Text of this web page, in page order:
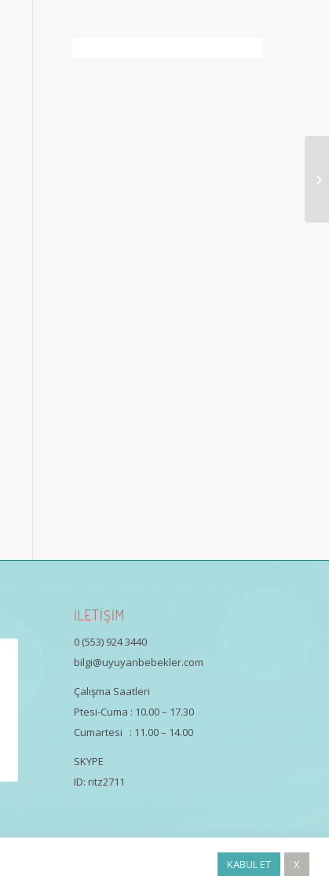
İLETİŞİM
0 (553) 924 3440
bilgi@uyuyanbebekler.com
Çalışma Saatleri
Ptesi-Cuma : 10.00 – 17.30
Cumartesi : 11.00 – 14.00
SKYPE
ID: ritz2711
KABUL ET X